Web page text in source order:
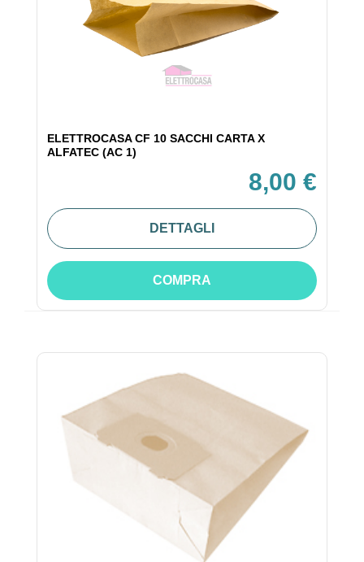
ELETTROCASA CF 10 SACCHI CARTA X
ALFATEC (AC 1)
8,00 €
DETTAGLI
COMPRA